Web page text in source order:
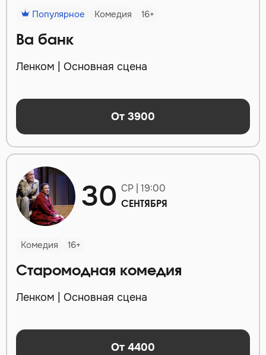
Популярное Комедия 16+
Ва банк
Ленком | Основная сцена
От 3900
30 СР | 19:00
СЕНТЯБРЯ
Комедия 16+
Старомодная комедия
Ленком | Основная сцена
От 4400